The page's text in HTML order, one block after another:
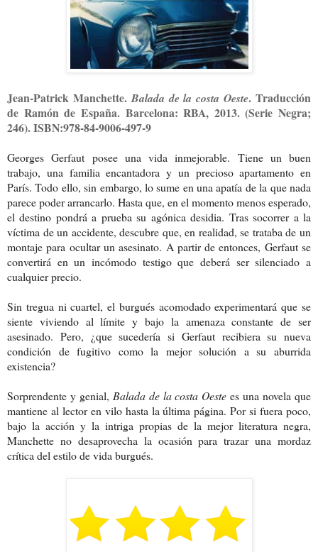
Jean-Patrick Manchette. Balada de la costa Oeste. Traducción
de Ramón de España. Barcelona: RBA, 2013. (Serie Negra;
246). ISBN:978-84-9006-497-9
Georges Gerfaut posee una vida inmejorable. Tiene un buen
trabajo, una familia encantadora y un precioso apartamento en
París. Todo ello, sin embargo, lo sume en una apatía de la que nada
parece poder arrancarlo. Hasta que, en el momento menos esperado,
el destino pondrá a prueba su agónica desidia. Tras socorrer a la
víctima de un accidente, descubre que, en realidad, se trataba de un
montaje para ocultar un asesinato. A partir de entonces, Gerfaut se
convertirá en un incómodo testigo que deberá ser silenciado a
cualquier precio.
Sin tregua ni cuartel, el burgués acomodado experimentará que se
siente viviendo al límite y bajo la amenaza constante de ser
asesinado. Pero, ¿que sucedería si Gerfaut recibiera su nueva
condición de fugitivo como la mejor solución a su aburrida
existencia?
Sorprendente y genial, Balada de la costa Oeste es una novela que
mantiene al lector en vilo hasta la última página. Por si fuera poco,
bajo la acción y la intriga propias de la mejor literatura negra,
Manchette no desaprovecha la ocasión para trazar una mordaz
crítica del estilo de vida burgués.